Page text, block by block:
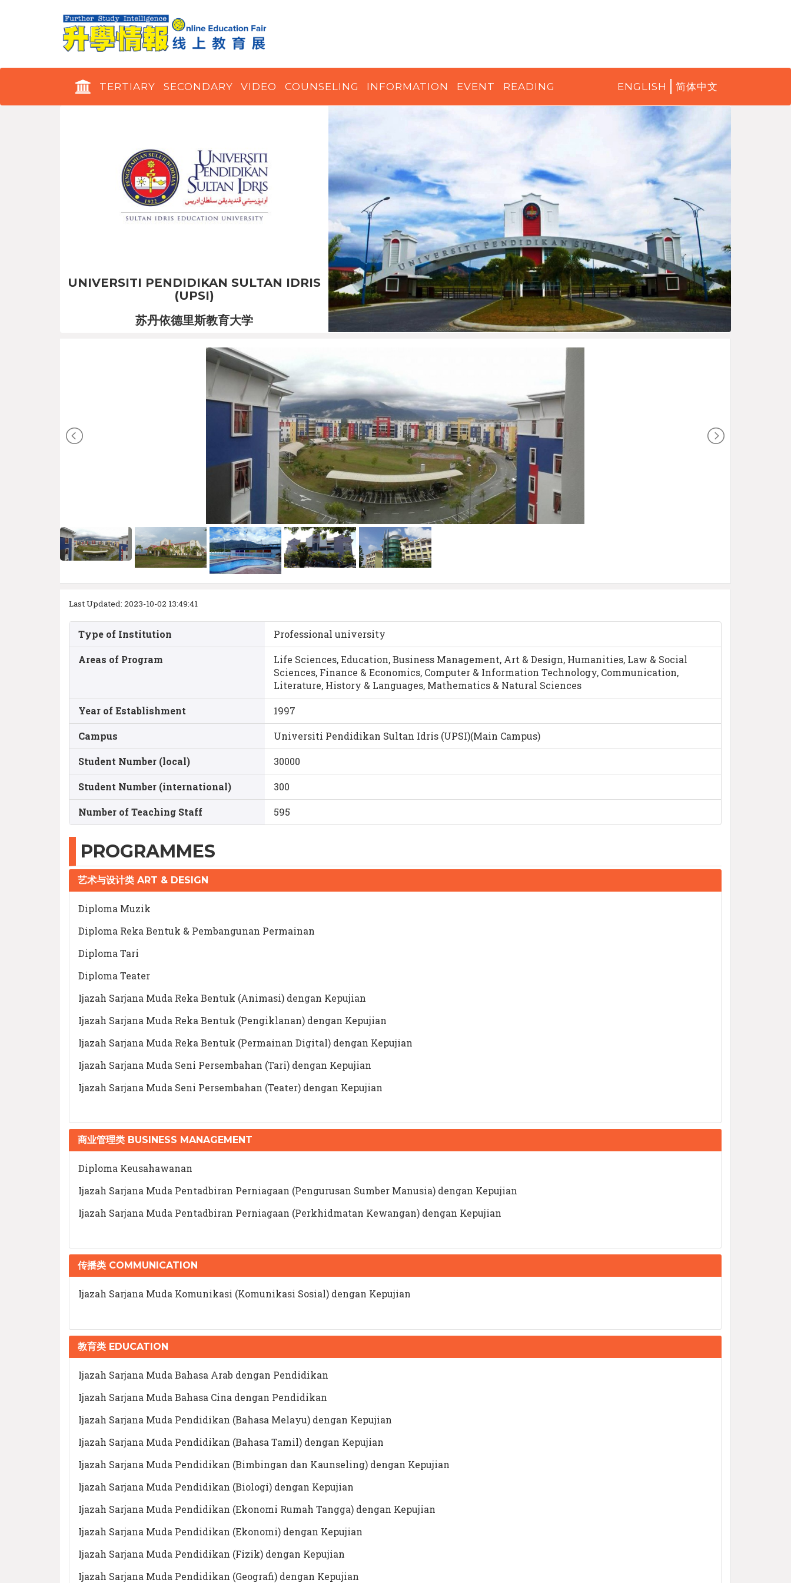
TERTIARY SECONDARY VIDEO COUNSELING INFORMATION EVENT READING ENGLISH 简体中文
UNIVERSITI PENDIDIKAN SULTAN IDRIS
(UPSI)
苏丹依德里斯教育大学
Last Updated: 2023-10-02 13:49:41
Type of Institution Professional university
Areas of Program
Life Sciences, Education, Business Management, Art & Design, Humanities, Law & Social
Sciences, Finance & Economics, Computer & Information Technology, Communication,
Literature, History & Languages, Mathematics & Natural Sciences
Year of Establishment 1997
Campus Universiti Pendidikan Sultan Idris (UPSI)(Main Campus)
Student Number (local) 30000
Student Number (international) 300
Number of Teaching Staff 595
PROGRAMMES
艺术与设计类 ART & DESIGN
Diploma Muzik
Diploma Reka Bentuk & Pembangunan Permainan
Diploma Tari
Diploma Teater
Ijazah Sarjana Muda Reka Bentuk (Animasi) dengan Kepujian
Ijazah Sarjana Muda Reka Bentuk (Pengiklanan) dengan Kepujian
Ijazah Sarjana Muda Reka Bentuk (Permainan Digital) dengan Kepujian
Ijazah Sarjana Muda Seni Persembahan (Tari) dengan Kepujian
Ijazah Sarjana Muda Seni Persembahan (Teater) dengan Kepujian
商业管理类 BUSINESS MANAGEMENT
Diploma Keusahawanan
Ijazah Sarjana Muda Pentadbiran Perniagaan (Pengurusan Sumber Manusia) dengan Kepujian
Ijazah Sarjana Muda Pentadbiran Perniagaan (Perkhidmatan Kewangan) dengan Kepujian
传播类 COMMUNICATION
Ijazah Sarjana Muda Komunikasi (Komunikasi Sosial) dengan Kepujian
教育类 EDUCATION
Ijazah Sarjana Muda Bahasa Arab dengan Pendidikan
Ijazah Sarjana Muda Bahasa Cina dengan Pendidikan
Ijazah Sarjana Muda Pendidikan (Bahasa Melayu) dengan Kepujian
Ijazah Sarjana Muda Pendidikan (Bahasa Tamil) dengan Kepujian
Ijazah Sarjana Muda Pendidikan (Bimbingan dan Kaunseling) dengan Kepujian
Ijazah Sarjana Muda Pendidikan (Biologi) dengan Kepujian
Ijazah Sarjana Muda Pendidikan (Ekonomi Rumah Tangga) dengan Kepujian
Ijazah Sarjana Muda Pendidikan (Ekonomi) dengan Kepujian
Ijazah Sarjana Muda Pendidikan (Fizik) dengan Kepujian
Ijazah Sarjana Muda Pendidikan (Geografi) dengan Kepujian